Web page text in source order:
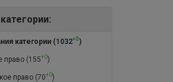
категории(1032+0)
право(155+0)
право(70+0)